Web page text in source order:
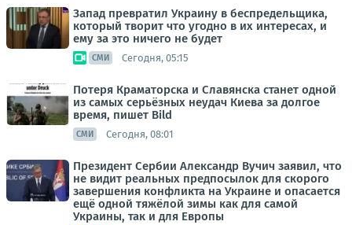
Запад превратил Украину в беспредельщика,
который творит что угодно в их интересах, и
ему за это ничего не будет
СМИ Сегодня, 05:15
Потеря Краматорска и Славянска станет одной
из самых серьёзных неудач Киева за долгое
время, пишет Bild
СМИ Сегодня, 08:01
Президент Сербии Александр Вучич заявил, что
не видит реальных предпосылок для скорого
завершения конфликта на Украине и опасается
ещё одной тяжёлой зимы как для самой
Украины, так и для Европы